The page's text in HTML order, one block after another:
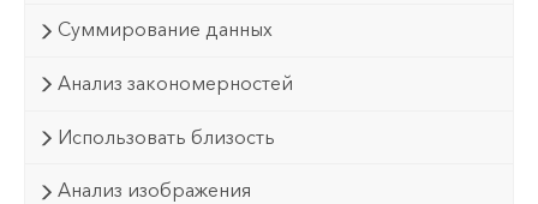
Суммирование данных
Анализ закономерностей
Использовать близость
Анализ изображения